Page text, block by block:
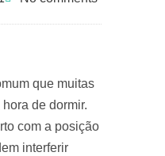
que muitas
de dormir.
com a posição
interferir